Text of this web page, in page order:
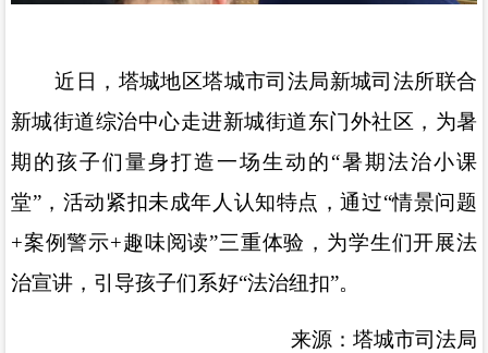
近日，塔城地区塔城市司法局新城司法所联合
新城街道综治中心走进新城街道东门外社区，为暑
期的孩子们量身打造一场生动的“暑期法治小课
堂”，活动紧扣未成年人认知特点，通过“情景问题
+案例警示+趣味阅读”三重体验，为学生们开展法
治宣讲，引导孩子们系好“法治纽扣”。
来源：塔城市司法局